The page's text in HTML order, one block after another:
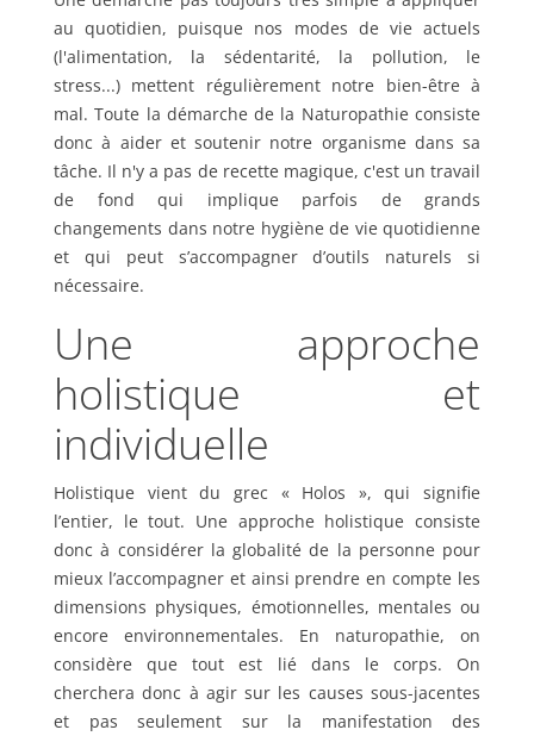
au quotidien, puisque nos modes de vie actuels
(l'alimentation, la sédentarité, la pollution, le
stress...) mettent régulièrement notre bien-être à
mal. Toute la démarche de la Naturopathie consiste
donc à aider et soutenir notre organisme dans sa
tâche. Il n'y a pas de recette magique, c'est un travail
de fond qui implique parfois de grands
changements dans notre hygiène de vie quotidienne
et qui peut s’accompagner d’outils naturels si
nécessaire.
Une approche
holistique et
individuelle
Holistique vient du grec « Holos », qui signifie
l’entier, le tout. Une approche holistique consiste
donc à considérer la globalité de la personne pour
mieux l’accompagner et ainsi prendre en compte les
dimensions physiques, émotionnelles, mentales ou
encore environnementales. En naturopathie, on
considère que tout est lié dans le corps. On
cherchera donc à agir sur les causes sous-jacentes
et pas seulement sur la manifestation des